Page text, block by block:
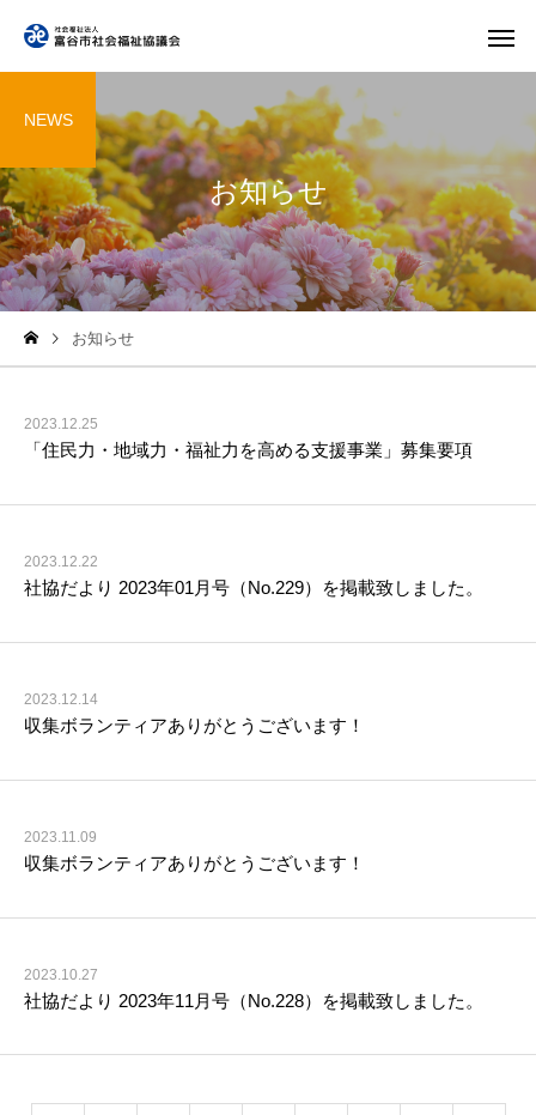
お知らせ
NEWS
お知らせ
2023.12.25
「住民力・地域力・福祉力を高める支援事業」募集要項
2023.12.22
社協だより 2023年01月号（No.229）を掲載致しました。
2023.12.14
収集ボランティアありがとうございます！
2023.11.09
収集ボランティアありがとうございます！
2023.10.27
社協だより 2023年11月号（No.228）を掲載致しました。